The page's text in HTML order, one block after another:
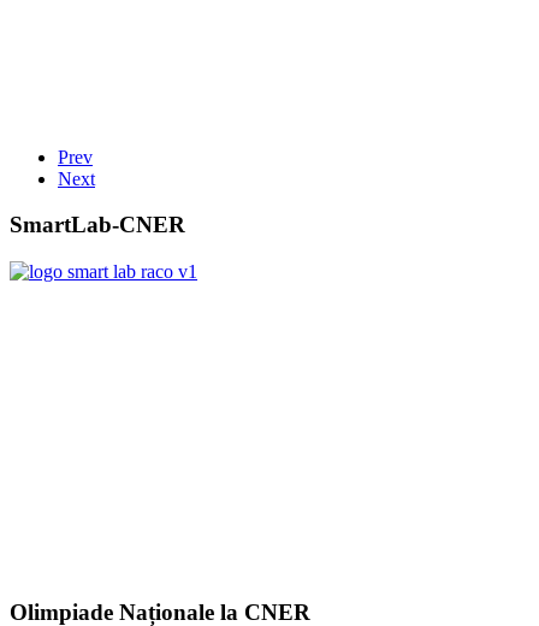
Prev
Next
SmartLab-CNER
Olimpiade Naționale la CNER